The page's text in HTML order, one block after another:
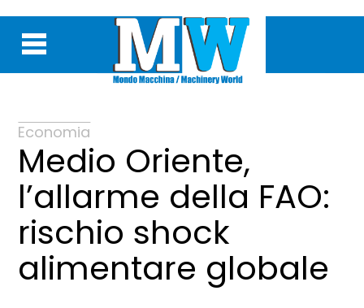
Economia
Medio Oriente,
l’allarme della FAO:
rischio shock
alimentare globale